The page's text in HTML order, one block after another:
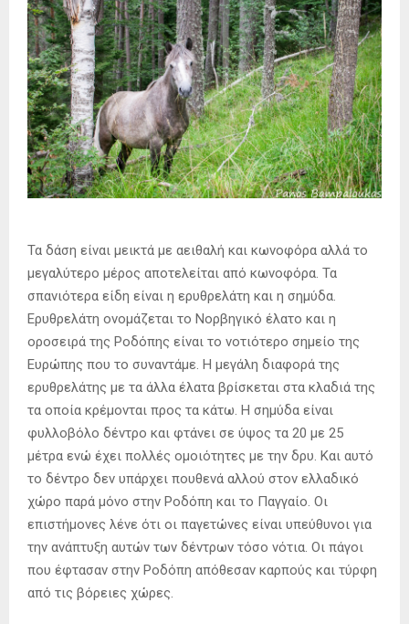
Τα δάση είναι μεικτά με αειθαλή και κωνοφόρα αλλά το
μεγαλύτερο μέρος αποτελείται από κωνοφόρα. Τα
σπανιότερα είδη είναι η ερυθρελάτη και η σημύδα.
Ερυθρελάτη ονομάζεται το Νορβηγικό έλατο και η
οροσειρά της Ροδόπης είναι το νοτιότερο σημείο της
Ευρώπης που το συναντάμε. Η μεγάλη διαφορά της
ερυθρελάτης με τα άλλα έλατα βρίσκεται στα κλαδιά της
τα οποία κρέμονται προς τα κάτω. Η σημύδα είναι
φυλλοβόλο δέντρο και φτάνει σε ύψος τα 20 με 25
μέτρα ενώ έχει πολλές ομοιότητες με την δρυ. Και αυτό
το δέντρο δεν υπάρχει πουθενά αλλού στον ελλαδικό
χώρο παρά μόνο στην Ροδόπη και το Παγγαίο. Οι
επιστήμονες λένε ότι οι παγετώνες είναι υπεύθυνοι για
την ανάπτυξη αυτών των δέντρων τόσο νότια. Οι πάγοι
που έφτασαν στην Ροδόπη απόθεσαν καρπούς και τύρφη
από τις βόρειες χώρες.